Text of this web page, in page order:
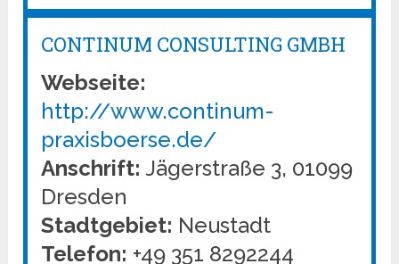
CONTINUM CONSULTING GMBH
Webseite:
http://www.continum-
praxisboerse.de/
Anschrift: Jägerstraße 3, 01099
Dresden
Stadtgebiet: Neustadt
Telefon: +49 351 8292244